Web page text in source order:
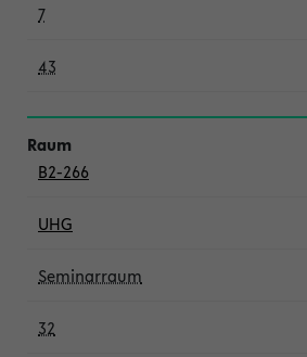
7
43
B2-266
UHG
Seminarraum
32